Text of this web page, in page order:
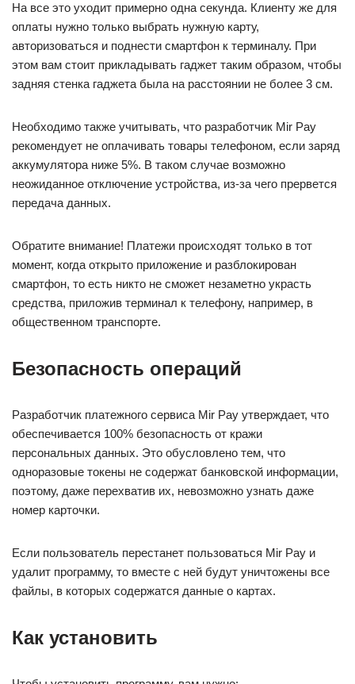
На все это уходит примерно одна секунда. Клиенту же для
оплаты нужно только выбрать нужную карту,
авторизоваться и поднести смартфон к терминалу. При
этом вам стоит прикладывать гаджет таким образом, чтобы
задняя стенка гаджета была на расстоянии не более 3 см.
Необходимо также учитывать, что разработчик Mir Pay
рекомендует не оплачивать товары телефоном, если заряд
аккумулятора ниже 5%. В таком случае возможно
неожиданное отключение устройства, из-за чего прервется
передача данных.
Обратите внимание! Платежи происходят только в тот
момент, когда открыто приложение и разблокирован
смартфон, то есть никто не сможет незаметно украсть
средства, приложив терминал к телефону, например, в
общественном транспорте.
Безопасность операций
Разработчик платежного сервиса Mir Pay утверждает, что
обеспечивается 100% безопасность от кражи
персональных данных. Это обусловлено тем, что
одноразовые токены не содержат банковской информации,
поэтому, даже перехватив их, невозможно узнать даже
номер карточки.
Если пользователь перестанет пользоваться Mir Pay и
удалит программу, то вместе с ней будут уничтожены все
файлы, в которых содержатся данные о картах.
Как установить